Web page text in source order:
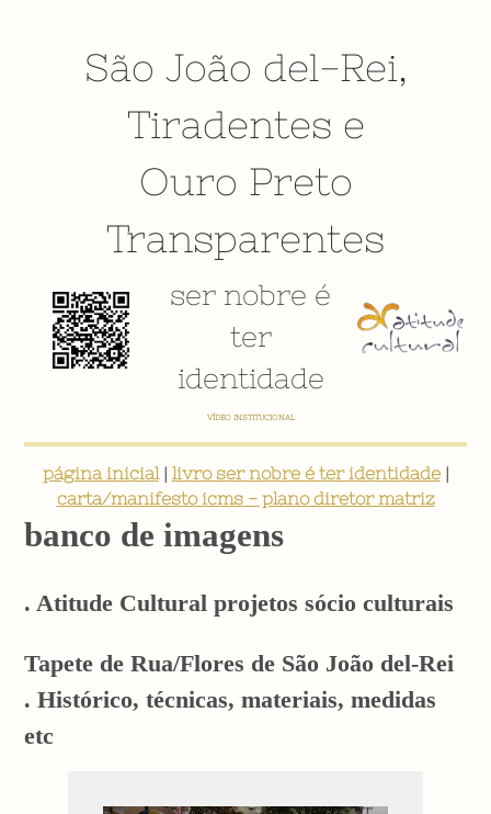
São João del-Rei,
Tiradentes e
Ouro Preto
Transparentes
ser nobre é
ter
identidade
VÍDEO INSTITUCIONAL
página inicial| livro ser nobre é ter identidade|
carta/manifesto icms - plano diretor matriz
banco de imagens
. Atitude Cultural projetos sócio culturais
Tapete de Rua/Flores de São João del-Rei
. Histórico, técnicas, materiais, medidas
etc